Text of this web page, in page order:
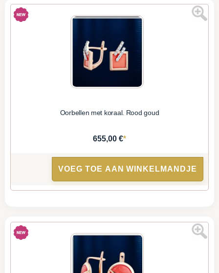
Oorbellen met koraal. Rood goud
655,00 €*
VOEG TOE AAN WINKELMANDJE